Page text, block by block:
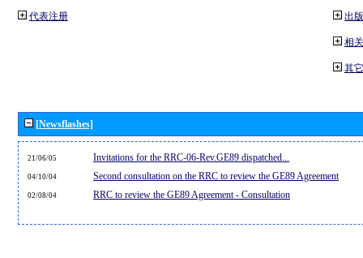
代表注册 出
相
其
[Newsflashes]
21/06/05 Invitations for the RRC-06-Rev.GE89 dispatched...
04/10/04 Second consultation on the RRC to review the GE89 Agreement
02/08/04 RRC to review the GE89 Agreement - Consultation